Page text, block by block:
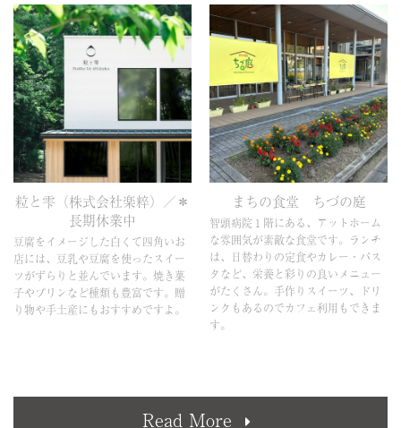
粒と雫（株式会社楽粹）／＊
長期休業中
豆腐をイメージした白くて四角いお
店には、豆乳や豆腐を使ったスイー
ツがずらりと並んでいます。焼き菓
子やプリンなど種類も豊富です。贈
り物や手土産にもおすすめですよ。
まちの食堂 ちづの庭
智頭病院１階にある、アットホーム
な雰囲気が素敵な食堂です。ランチ
は、日替わりの定食やカレー・パス
タなど、栄養と彩りの良いメニュー
がたくさん。手作りスイーツ、ドリ
ンクもあるのでカフェ利用もできま
す。
Read More